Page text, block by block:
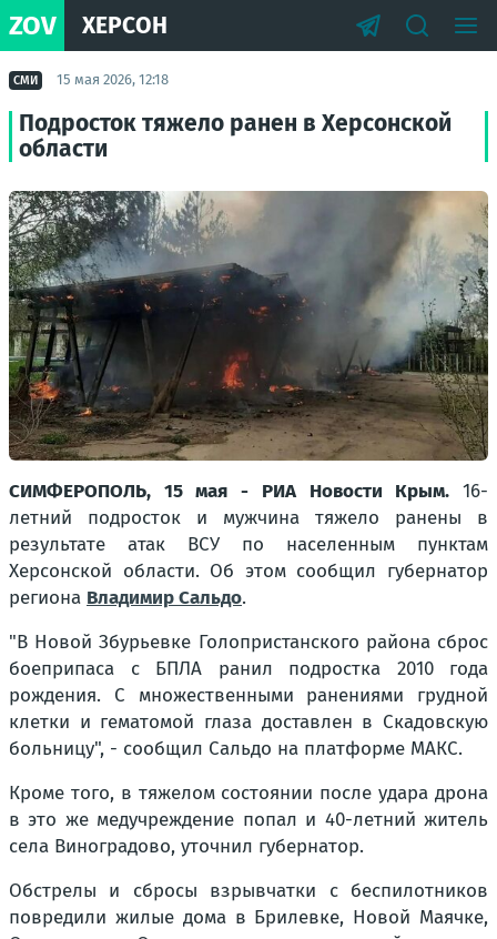
ZOV ХЕРСОН
СМИ 15 мая 2026, 12:18
Подросток тяжело ранен в Херсонской
области
СИМФЕРОПОЛЬ, 15 мая - РИА Новости Крым. 16-
летний подросток и мужчина тяжело ранены в
результате атак ВСУ по населенным пунктам
Херсонской области. Об этом сообщил губернатор
региона Владимир Сальдо.
"В Новой Збурьевке Голопристанского района сброс
боеприпаса с БПЛА ранил подростка 2010 года
рождения. С множественными ранениями грудной
клетки и гематомой глаза доставлен в Скадовскую
больницу", - сообщил Сальдо на платформе МАКС.
Кроме того, в тяжелом состоянии после удара дрона
в это же медучреждение попал и 40-летний житель
села Виноградово, уточнил губернатор.
Обстрелы и сбросы взрывчатки с беспилотников
повредили жилые дома в Брилевке, Новой Маячке,